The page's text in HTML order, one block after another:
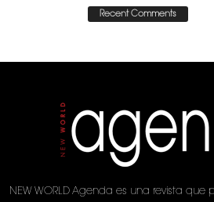
Recent Comments
NEW WORLD Agenda es una revista